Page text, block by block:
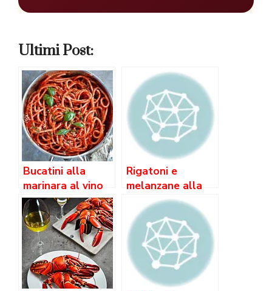
Ultimi Post:
Bucatini alla
marinara al vino
bianco e Brandy
Rigatoni e
melanzane alla
siciliana con
quale vino?